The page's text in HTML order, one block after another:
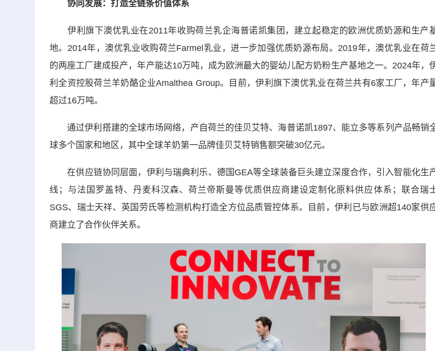
协同发展：打造全链条价值体系
伊利旗下澳优乳业在2011年收购荷兰乳企海普诺凯集团，建立起稳定的欧洲优质奶源和生产
地。2014年，澳优乳业收购荷兰Farmel乳业，进一步加强优质奶源布局。2019年，澳优乳业在荷
的两座工厂建成投产，年产能达10万吨，成为欧洲最大的婴幼儿配方奶粉生产基地之一。2024年，
利全资控股荷兰羊奶酪企业Amalthea Group。目前，伊利旗下澳优乳业在荷兰共有6家工厂，年产
超过16万吨。
通过伊利搭建的全球市场网络，产自荷兰的佳贝艾特、海普诺凯1897、能立多等系列产品畅销
球多个国家和地区，其中全球羊奶第一品牌佳贝艾特销售额突破30亿元。
在供应链协同层面，伊利与瑞典利乐、德国GEA等全球装备巨头建立深度合作，引入智能化生
线；与法国罗盖特、丹麦科汉森、荷兰帝斯曼等优质供应商建设定制化原料供应体系；联合瑞
SGS、瑞士天祥、英国劳氏等检测机构打造全方位品质管控体系。目前，伊利已与欧洲超140家供
商建立了合作伙伴关系。